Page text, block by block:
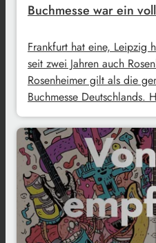
Buchmesse war ein
Frankfurt hat eine, Leipzig
seit zwei Jahren auch
Rosenheimer gilt als die
Buchmesse Deutschlands.